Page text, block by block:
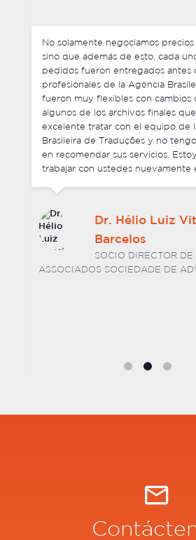
En general quedé encantada
servicio y la Agência Brasileira
superó mis expectativas, en
la traducción, plazos y servicio
Fueron altamente atentos,
trabajo fue fundamental para el
Me gustaría recomendar la
Traduções para otras
requieran traducción de textos
complejos.
Elizabeth
COORDINADORA
PROYECTOS DE
BOLIVIA